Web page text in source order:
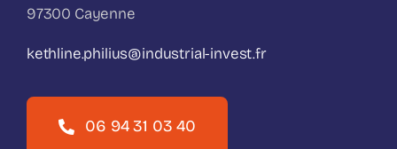
97300 Cayenne
kethline.philius@industrial-invest.fr
06 94 31 03 40